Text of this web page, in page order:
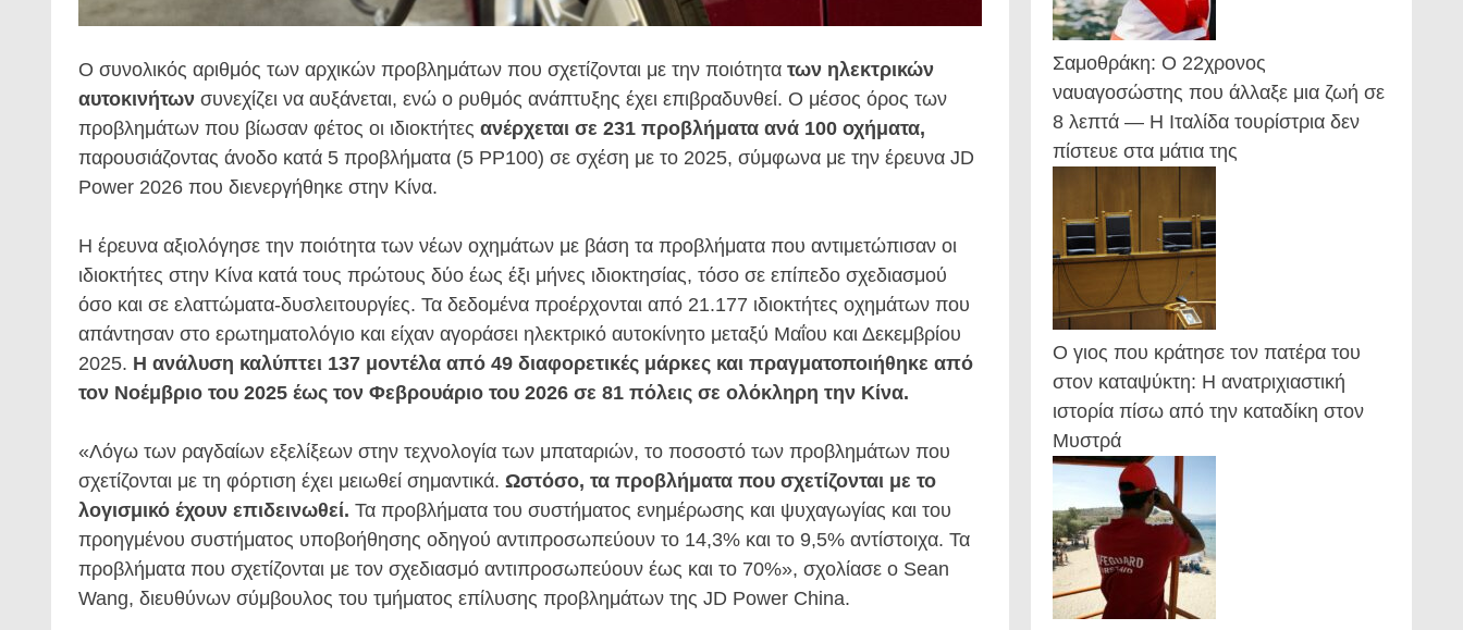
Ο συνολικός αριθμός των αρχικών προβλημάτων που σχετίζονται με την ποιότητα των ηλεκτρικών
αυτοκινήτων συνεχίζει να αυξάνεται, ενώ ο ρυθμός ανάπτυξης έχει επιβραδυνθεί. Ο μέσος όρος των
προβλημάτων που βίωσαν φέτος οι ιδιοκτήτες ανέρχεται σε 231 προβλήματα ανά 100 οχήματα,
παρουσιάζοντας άνοδο κατά 5 προβλήματα (5 PP100) σε σχέση με το 2025, σύμφωνα με την έρευνα JD
Power 2026 που διενεργήθηκε στην Κίνα.
Η έρευνα αξιολόγησε την ποιότητα των νέων οχημάτων με βάση τα προβλήματα που αντιμετώπισαν οι
ιδιοκτήτες στην Κίνα κατά τους πρώτους δύο έως έξι μήνες ιδιοκτησίας, τόσο σε επίπεδο σχεδιασμού
όσο και σε ελαττώματα-δυσλειτουργίες. Τα δεδομένα προέρχονται από 21.177 ιδιοκτήτες οχημάτων που
απάντησαν στο ερωτηματολόγιο και είχαν αγοράσει ηλεκτρικό αυτοκίνητο μεταξύ Μαΐου και Δεκεμβρίου
2025. Η ανάλυση καλύπτει 137 μοντέλα από 49 διαφορετικές μάρκες και πραγματοποιήθηκε από
τον Νοέμβριο του 2025 έως τον Φεβρουάριο του 2026 σε 81 πόλεις σε ολόκληρη την Κίνα.
«Λόγω των ραγδαίων εξελίξεων στην τεχνολογία των μπαταριών, το ποσοστό των προβλημάτων που
σχετίζονται με τη φόρτιση έχει μειωθεί σημαντικά. Ωστόσο, τα προβλήματα που σχετίζονται με το
λογισμικό έχουν επιδεινωθεί. Τα προβλήματα του συστήματος ενημέρωσης και ψυχαγωγίας και του
προηγμένου συστήματος υποβοήθησης οδηγού αντιπροσωπεύουν το 14,3% και το 9,5% αντίστοιχα. Τα
προβλήματα που σχετίζονται με τον σχεδιασμό αντιπροσωπεύουν έως και το 70%», σχολίασε ο Sean
Wang, διευθύνων σύμβουλος του τμήματος επίλυσης προβλημάτων της JD Power China.
Σαμοθράκη: Ο 22χρονος
ναυαγοσώστης που άλλαξε μια ζωή σε
8 λεπτά — Η Ιταλίδα τουρίστρια δεν
πίστευε στα μάτια της
Ο γιος που κράτησε τον πατέρα του
στον καταψύκτη: Η ανατριχιαστική
ιστορία πίσω από την καταδίκη στον
Μυστρά